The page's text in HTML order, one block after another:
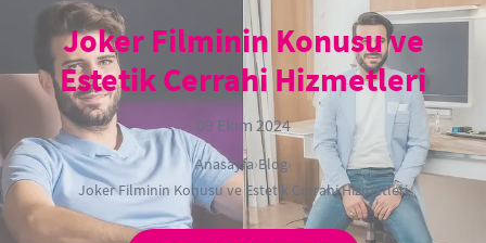
Joker Filminin Konusu ve
Estetik Cerrahi Hizmetleri
09 Ekim 2024
Anasayfa›Blog›
Joker Filminin Konusu ve Estetik Cerrahi Hizmetleri